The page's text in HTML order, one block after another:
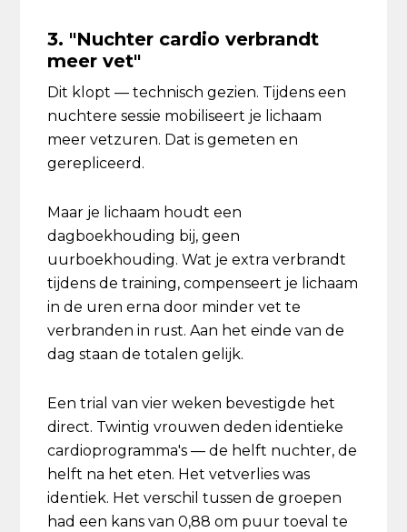
3. "Nuchter cardio verbrandt
meer vet"
Dit klopt — technisch gezien. Tijdens een
nuchtere sessie mobiliseert je lichaam
meer vetzuren. Dat is gemeten en
gerepliceerd.
Maar je lichaam houdt een
dagboekhouding bij, geen
uurboekhouding. Wat je extra verbrandt
tijdens de training, compenseert je lichaam
in de uren erna door minder vet te
verbranden in rust. Aan het einde van de
dag staan de totalen gelijk.
Een trial van vier weken bevestigde het
direct. Twintig vrouwen deden identieke
cardioprogramma's — de helft nuchter, de
helft na het eten. Het vetverlies was
identiek. Het verschil tussen de groepen
had een kans van 0,88 om puur toeval te